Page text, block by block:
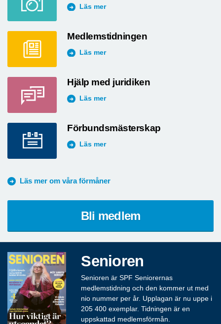
Läs mer
Medlemstidningen
Läs mer
Hjälp med juridiken
Läs mer
Förbundsmästerskap
Läs mer
Läs mer om våra förmåner
Bli medlem
Senioren
Senioren är SPF Seniorernas
medlemstidning och den kommer ut med
nio nummer per år. Upplagan är nu uppe i
205 400 exemplar. Tidningen är en
uppskattad medlemsförmån.